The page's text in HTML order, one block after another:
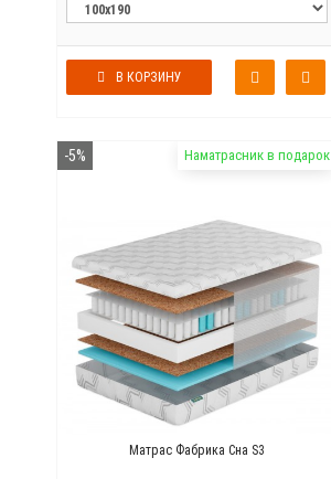
В КОРЗИНУ
Наматрасник в подарок
-5%
Матрас Фабрика Сна S3